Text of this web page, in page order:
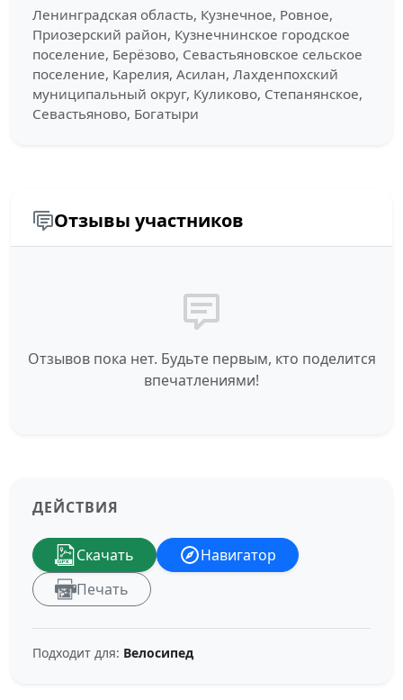
Ленинградская область, Кузнечное, Ровное,
Приозерский район, Кузнечнинское городское
поселение, Берёзово, Севастьяновское сельское
поселение, Карелия, Асилан, Лахденпохский
муниципальный округ, Куликово, Степанянское,
Севастьяново, Богатыри
Отзывы участников
Отзывов пока нет. Будьте первым, кто поделится
впечатлениями!
ДЕЙСТВИЯ
Скачать
Навигатор
Печать
Подходит для: Велосипед